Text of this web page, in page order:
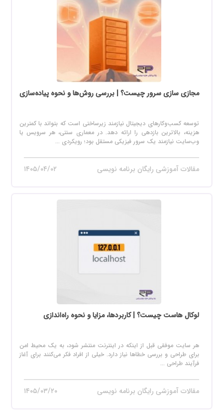
مجازی سازی سرور چیست؟ | بررسی روش‌ها و نحوه پیاده‌سازی
توسعه کسب‌وکارهای دیجیتال نیازمند زیرساختی است که بتواند با کمترین
هزینه، بالاترین بازدهی را ارائه دهد. در معماری سنتی، هر سرویس یا
وب‌سایت نیازمند یک سرور فیزیکی مستقل بود؛ رویکردی ...
مقالات آموزشی رایگان برنامه نویسی ۱۴۰۵/۰۴/۰۲
لوکال هاست چیست؟ | کاربردها، مزایا و نحوه راه‌اندازی
هر سایت موفقی قبل از اینکه در اینترنت منتشر شود، به یک محیط امن
برای طراحی و بررسی خطاها نیاز دارد. خیلی از افراد فکر می‌کنند برای آغاز
فرآیند طراحی ...
مقالات آموزشی رایگان برنامه نویسی ۱۴۰۵/۰۳/۲۰